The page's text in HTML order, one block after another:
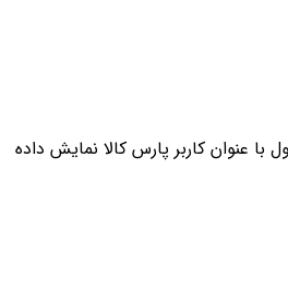
عنوان کاربر پارس کالا نمایش داده